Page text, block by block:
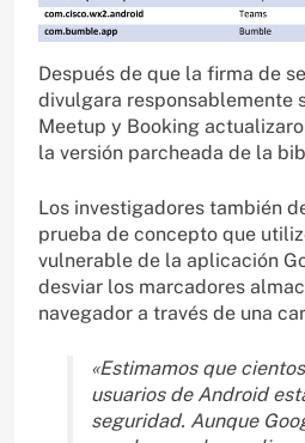
Después de que la firma de
divulgara responsablemente
Meetup y Booking
la versión parcheada de la
Los investigadores también
prueba de concepto que
vulnerable de la aplicación
desviar los marcadores
navegador a través de una
«Estimamos que
usuarios de Android
seguridad. Aunque